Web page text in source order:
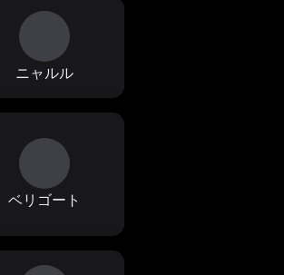
ニャルル
ベリゴート